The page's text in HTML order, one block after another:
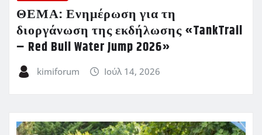
ΘΕΜΑ: Ενημέρωση για τη
διοργάνωση της εκδήλωσης «TankTrail
– Red Bull Water Jump 2026»
kimiforum Ιούλ 14, 2026